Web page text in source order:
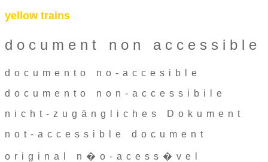
yellow trains
document non accessible
documento no-accesible
documento non-accessibile
nicht-zugängliches Dokument
not-accessible document
original n�o-acess�vel